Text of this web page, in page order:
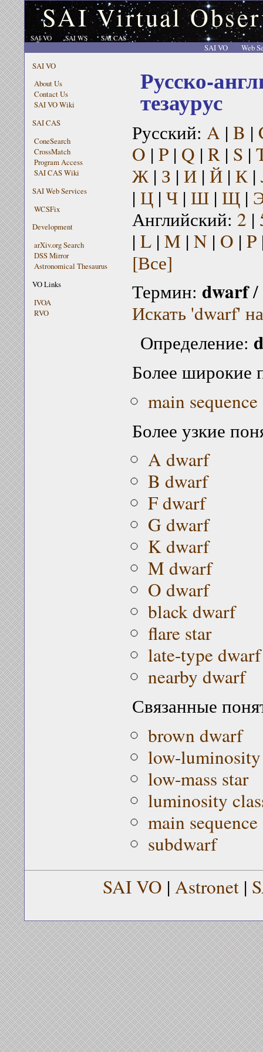
SAI Virtual
SAI VO SAI WS SAI CAS
SAI VO
Web
SAI VO
About Us
Contact Us
SAI VO Wiki
SAI CAS
ConeSearch
CrossMatch
Program Access
SAI CAS Wiki
SAI Web Services
WCSFix
Development
arXiv.org Search
DSS Mirror
Astronomical Thesaurus
VO Links
IVOA
RVO
Русско-
тезаурус
Русский: A | B |
O | P| Q | R| S |
Ж| З | И| Й| К|
| Ц| Ч| Ш| Щ|
Английский: 2 |
| L| M | N | O | P
[Все]
Термин: dwarf/
Искать 'dwarf'
Определение:
Более широкие
main sequence
Более узкие
A dwarf
B dwarf
F dwarf
G dwarf
K dwarf
M dwarf
O dwarf
black dwarf
flare star
late-type dwarf
nearby dwarf
Связанные
brown dwarf
low-luminosity
low-mass star
luminosity
main sequence
subdwarf
SAI VO | Astronet |